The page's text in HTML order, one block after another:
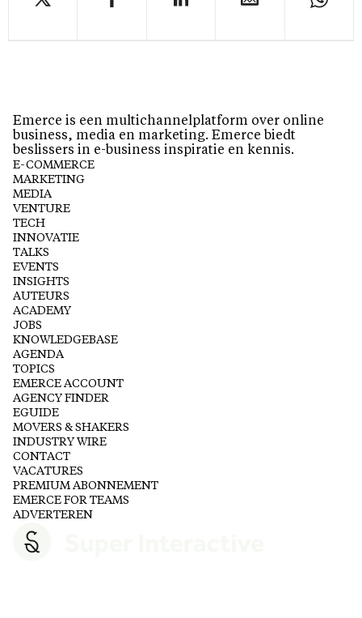
Emerce is een multichannelplatform over online
business, media en marketing. Emerce biedt
beslissers in e-business inspiratie en kennis.
E-COMMERCE
MARKETING
MEDIA
VENTURE
TECH
INNOVATIE
TALKS
EVENTS
INSIGHTS
AUTEURS
ACADEMY
JOBS
KNOWLEDGEBASE
AGENDA
TOPICS
EMERCE ACCOUNT
AGENCY FINDER
EGUIDE
MOVERS & SHAKERS
INDUSTRY WIRE
CONTACT
VACATURES
PREMIUM ABONNEMENT
EMERCE FOR TEAMS
ADVERTEREN